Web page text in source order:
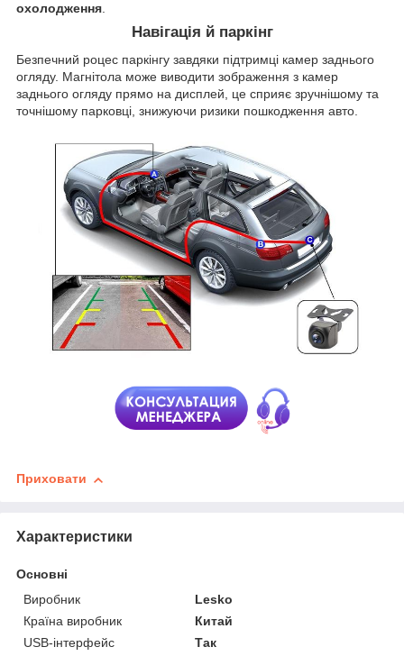
охолодження.
Навігація й паркінг
Безпечний роцес паркінгу завдяки підтримці камер заднього
огляду. Магнітола може виводити зображення з камер
заднього огляду прямо на дисплей, це сприяє зручнішому та
точнішому парковці, знижуючи ризики пошкодження авто.
Приховати
Характеристики
Основні
Виробник
Lesko
Країна виробник
Китай
USB-інтерфейс
Так